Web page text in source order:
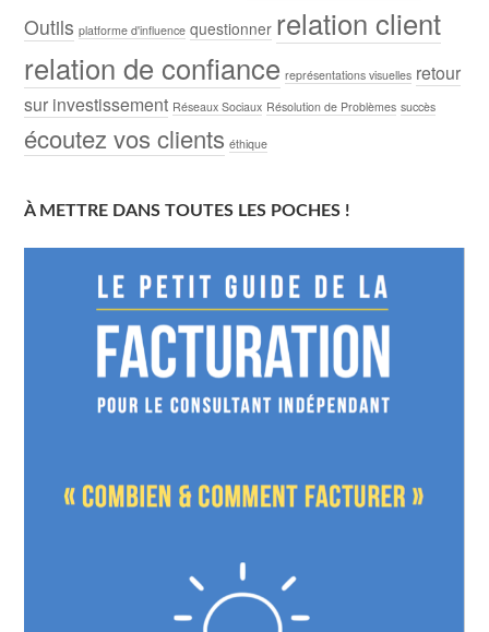
Outils platforme d'influence questionner relation client
relation de confiance représentations visuelles retour
sur investissement Réseaux Sociaux Résolution de Problèmes succès
écoutez vos clients éthique
À METTRE DANS TOUTES LES POCHES !